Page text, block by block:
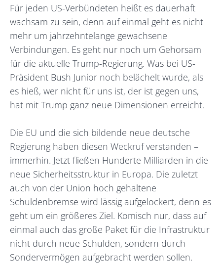
Für jeden US-Verbündeten heißt es dauerhaft
wachsam zu sein, denn auf einmal geht es nicht
mehr um jahrzehntelange gewachsene
Verbindungen. Es geht nur noch um Gehorsam
für die aktuelle Trump-Regierung. Was bei US-
Präsident Bush Junior noch belächelt wurde, als
es hieß, wer nicht für uns ist, der ist gegen uns,
hat mit Trump ganz neue Dimensionen erreicht.
Die EU und die sich bildende neue deutsche
Regierung haben diesen Weckruf verstanden –
immerhin. Jetzt fließen Hunderte Milliarden in die
neue Sicherheitsstruktur in Europa. Die zuletzt
auch von der Union hoch gehaltene
Schuldenbremse wird lässig aufgelockert, denn es
geht um ein größeres Ziel. Komisch nur, dass auf
einmal auch das große Paket für die Infrastruktur
nicht durch neue Schulden, sondern durch
Sondervermögen aufgebracht werden sollen.